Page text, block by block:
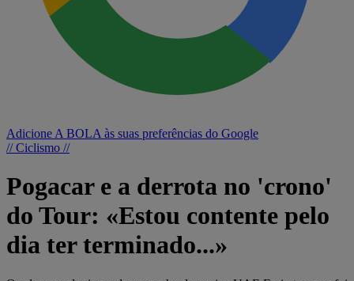
Adicione A BOLA às suas preferências do Google
// Ciclismo //
Pogacar e a derrota no 'crono'
do Tour: «Estou contente pelo
dia ter terminado...»